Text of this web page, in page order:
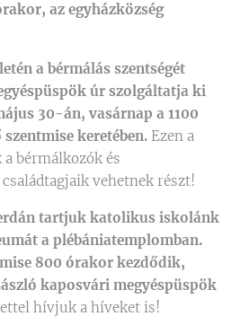
az egyházközség
a bérmálás szentségét
úr szolgáltatja ki
30-án, vasárnap a 1100
keretében. Ezen a
bérmálkozók és
vehetnek részt!
tartjuk katolikus iskolánk
a plébániatemplomban.
800 órakor kezdődik,
kaposvári megyéspüspök
hívjuk a híveket is!